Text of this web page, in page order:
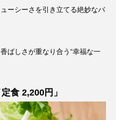
ーシーさを引き立てる絶妙なバ
ばしさが重なり合う“幸福な一
食 2,200円」